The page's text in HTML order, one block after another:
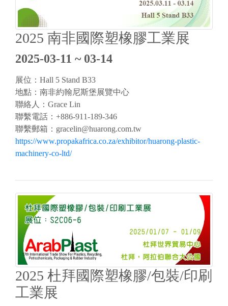
2025 南非國際塑橡膠工業展
2025-03-11 ~ 03-14
展位：Hall 5 Stand B33
地點：南非約翰尼斯堡展覽中心
聯絡人：Grace Lin
聯繫電話：+886-911-189-346
聯繫郵箱： gracelin@huarong.com.tw
https://www.propakafrica.co.za/exhibitor/huarong-plastic-
machinery-co-ltd/
2025 杜拜國際塑橡膠/包裝/印刷
工業展